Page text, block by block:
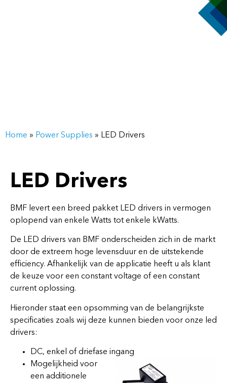
Home » Power Supplies » LED Drivers
LED Drivers
BMF levert een breed pakket LED drivers in vermogen
oplopend van enkele Watts tot enkele kWatts.
De LED drivers van BMF onderscheiden zich in de markt
door de extreem hoge levensduur en de uitstekende
efficiency. Afhankelijk van de applicatie heeft u als klant
de keuze voor een constant voltage of een constant
current oplossing.
Hieronder staat een opsomming van de belangrijkste
specificaties zoals wij deze kunnen bieden voor onze led
drivers:
DC, enkel of driefase ingang
Mogelijkheid voor
een additionele